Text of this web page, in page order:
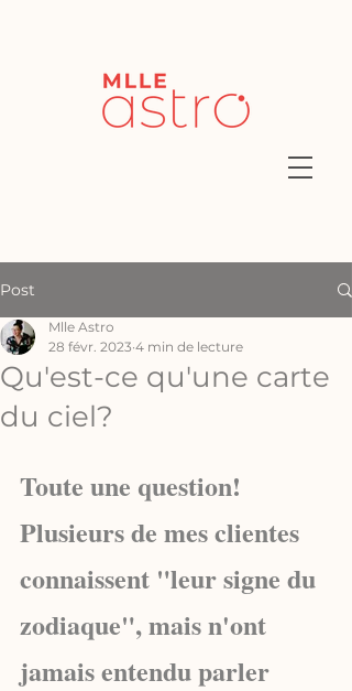
Post
Qu'est-ce qu'une carte
du ciel?
Mlle Astro
28 févr. 2023 4 min de lecture
Toute une question!
Plusieurs de mes clientes
connaissent "leur signe du
zodiaque", mais n'ont
jamais entendu parler